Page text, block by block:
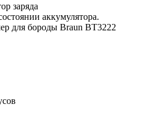
заряда
аккумулятора.
для бороды Braun BT3222